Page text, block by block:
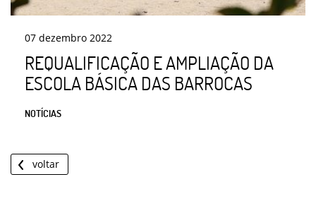
07 dezembro 2022
REQUALIFICAÇÃO E AMPLIAÇÃO DA
ESCOLA BÁSICA DAS BARROCAS
NOTÍCIAS
voltar